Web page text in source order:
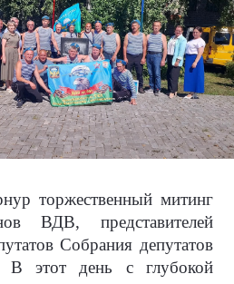
торжественный митинг
ВДВ, представителей
Собрания депутатов
В этот день с глубокой